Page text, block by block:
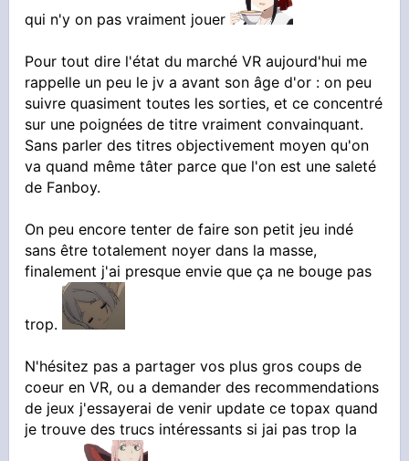
qui n'y on pas vraiment jouer
Pour tout dire l'état du marché VR aujourd'hui me
rappelle un peu le jv a avant son âge d'or : on peu
suivre quasiment toutes les sorties, et ce concentré
sur une poignées de titre vraiment convainquant.
Sans parler des titres objectivement moyen qu'on
va quand même tâter parce que l'on est une saleté
de Fanboy.
On peu encore tenter de faire son petit jeu indé
sans être totalement noyer dans la masse,
finalement j'ai presque envie que ça ne bouge pas
trop.
N'hésitez pas a partager vos plus gros coups de
coeur en VR, ou a demander des recommendations
de jeux j'essayerai de venir update ce topax quand
je trouve des trucs intéressants si jai pas trop la